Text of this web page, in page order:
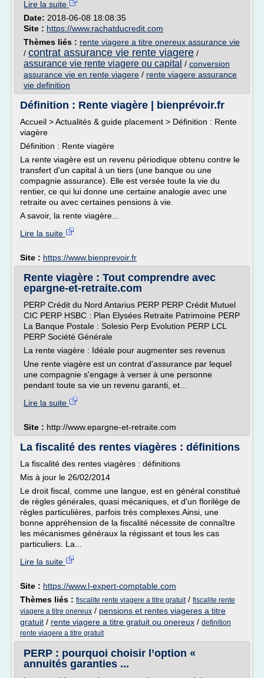
Lire la suite
Date: 2018-06-08 18:08:35
Site : https://www.rachatducredit.com
Thèmes liés : rente viagere a titre onereux assurance vie
/ contrat assurance vie rente viagere /
assurance vie rente viagere ou capital / conversion
assurance vie en rente viagere / rente viagere assurance
vie definition
Définition : Rente viagère | bienprévoir.fr
Accueil > Actualités & guide placement > Définition : Rente
viagère
Définition : Rente viagère
La rente viagère est un revenu périodique obtenu contre le
transfert d'un capital à un tiers (une banque ou une
compagnie assurance). Elle est versée toute la vie du
rentier, ce qui lui donne une certaine analogie avec une
retraite ou avec certaines pensions à vie.
A savoir, la rente viagère...
Lire la suite
Site : https://www.bienprevoir.fr
Rente viagère : Tout comprendre avec
epargne-et-retraite.com
PERP Crédit du Nord Antarius PERP PERP Crédit Mutuel
CIC PERP HSBC : Plan Elysées Retraite Patrimoine PERP
La Banque Postale : Solesio Perp Evolution PERP LCL
PERP Société Générale
La rente viagère : Idéale pour augmenter ses revenus
Une rente viagère est un contrat d'assurance par lequel
une compagnie s'engage à verser à une personne
pendant toute sa vie un revenu garanti, et...
Lire la suite
Site : http://www.epargne-et-retraite.com
La fiscalité des rentes viagères : définitions
La fiscalité des rentes viagères : définitions
Mis à jour le 26/02/2014
Le droit fiscal, comme une langue, est en général constitué
de règles générales, quasi mécaniques, et d'un florilège de
règles particulières, parfois très complexes.Ainsi, une
bonne appréhension de la fiscalité nécessite de connaître
les mécanismes généraux la régissant et tous les cas
particuliers. La...
Lire la suite
Site : https://www.l-expert-comptable.com
Thèmes liés : fiscalite rente viagere a titre gratuit/ fiscalite rente
viagere a titre onereux / pensions et rentes viageres a titre
gratuit / rente viagere a titre gratuit ou onereux / definition
rente viagere a titre gratuit
PERP : pourquoi choisir l’option «
annuités garanties ...